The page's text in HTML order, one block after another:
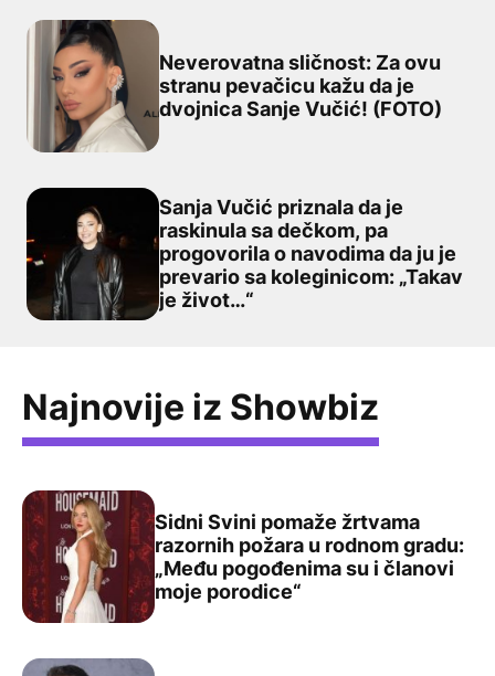
Neverovatna sličnost: Za ovu stranu pevačicu kažu da
Neverovatna sličnost: Za ovu
stranu pevačicu kažu da je
dvojnica Sanje Vučić! (FOTO)
Sanja Vučić priznala da je raskinula sa dečkom, pa
Sanja Vučić priznala da je
raskinula sa dečkom, pa
progovorila o navodima da ju je
prevario sa koleginicom: „Takav
je život…“
Najnovije iz Showbiz
Sidni Svini pomaže žrtvama razornih požara u rodnom
Sidni Svini pomaže žrtvama
razornih požara u rodnom gradu:
„Među pogođenima su i članovi
moje porodice“